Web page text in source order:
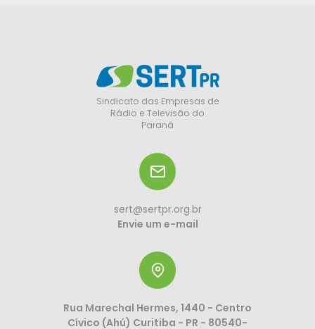
Sindicato das Empresas de
Rádio e Televisão do
Paraná
sert@sertpr.org.br
Envie um e-mail
Rua Marechal Hermes, 1440 - Centro
Cívico (Ahú) Curitiba - PR - 80540-